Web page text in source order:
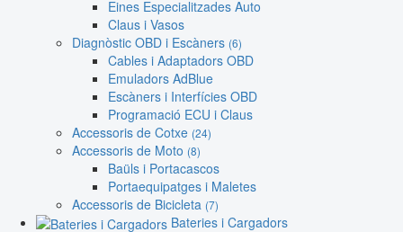
Eines Especialitzades Auto
Claus i Vasos
Diagnòstic OBD i Escàners (6)
Cables i Adaptadors OBD
Emuladors AdBlue
Escàners i Interfícies OBD
Programació ECU i Claus
Accessoris de Cotxe (24)
Accessoris de Moto (8)
Baüls i Portacascos
Portaequipatges i Maletes
Accessoris de Bicicleta (7)
Bateries i Cargadors